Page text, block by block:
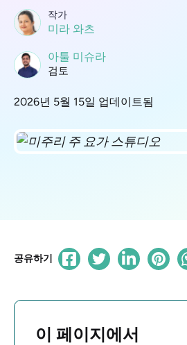
작가
미라 와츠
아툴 미슈라
검토
2026년 5월 15일 업데이트됨
공유하기
이 페이지에서